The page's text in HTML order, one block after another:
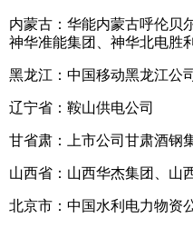
内蒙古：华能内蒙古呼伦贝
神华准能集团、神华北电胜
黑龙江：中国移动黑龙江公司
辽宁省：鞍山供电公司
甘省肃：上市公司甘肃酒钢
山西省：山西华杰集团、山
北京市：中国水利电力物资